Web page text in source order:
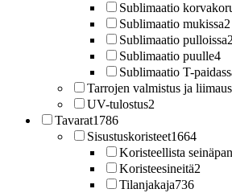
Sublimaatio
Sublimaatio mukissa2
Sublimaatio pulloissa
Sublimaatio puulle4
Sublimaatio T-
Tarrojen valmistus ja liimaus
UV-tulostus2
Tavarat1786
Sisustuskoristeet1664
Koristeellista
Koristeesineitä2
Tilanjakaja736